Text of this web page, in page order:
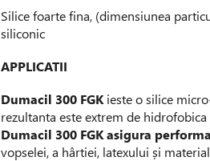
Silice foarte fina, (dimensiunea
siliconic
APPLICATII
Dumacil 300 FGK ieste o silice
rezultanta este extrem de
Dumacil 300 FGK asigura
vopselei, a hârtiei, latexului și